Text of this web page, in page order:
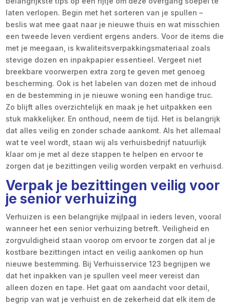
laten verlopen. Begin met het sorteren van je spullen –
beslis wat mee gaat naar je nieuwe thuis en wat misschien
een tweede leven verdient ergens anders. Voor de items die
met je meegaan, is kwaliteitsverpakkingsmateriaal zoals
stevige dozen en inpakpapier essentieel. Vergeet niet
breekbare voorwerpen extra zorg te geven met genoeg
bescherming. Ook is het labelen van dozen met de inhoud
en de bestemming in je nieuwe woning een handige truc.
Zo blijft alles overzichtelijk en maak je het uitpakken een
stuk makkelijker. En onthoud, neem de tijd. Het is belangrijk
dat alles veilig en zonder schade aankomt. Als het allemaal
wat te veel wordt, staan wij als verhuisbedrijf natuurlijk
klaar om je met al deze stappen te helpen en ervoor te
zorgen dat je bezittingen veilig worden verpakt en verhuisd.
Verpak je bezittingen veilig voor
je senior verhuizing
Verhuizen is een belangrijke mijlpaal in ieders leven, vooral
wanneer het een senior verhuizing betreft. Veiligheid en
zorgvuldigheid staan voorop om ervoor te zorgen dat al je
kostbare bezittingen intact en veilig aankomen op hun
nieuwe bestemming. Bij Verhuisservice 123 begrijpen we
dat het inpakken van je spullen veel meer vereist dan
alleen dozen en tape. Het gaat om aandacht voor detail,
begrip van wat je verhuist en de zekerheid dat elk item de